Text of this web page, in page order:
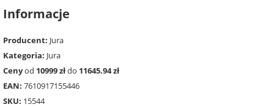
Informacje
Producent: Jura
Kategoria: Jura
Cenyod 10999 złdo 11645.94 zł
EAN: 7610917155446
SKU: 15544